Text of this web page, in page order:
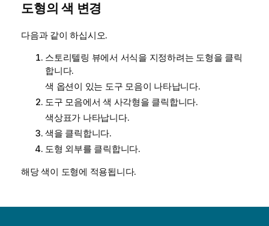
도형의 색 변경
다음과 같이 하십시오.
스토리텔링 뷰에서 서식을 지정하려는 도형을 클릭
합니다.
색 옵션이 있는 도구 모음이 나타납니다.
도구 모음에서 색 사각형을 클릭합니다.
색상표가 나타납니다.
색을 클릭합니다.
도형 외부를 클릭합니다.
해당 색이 도형에 적용됩니다.